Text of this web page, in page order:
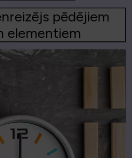
pēdējiem
elementiem